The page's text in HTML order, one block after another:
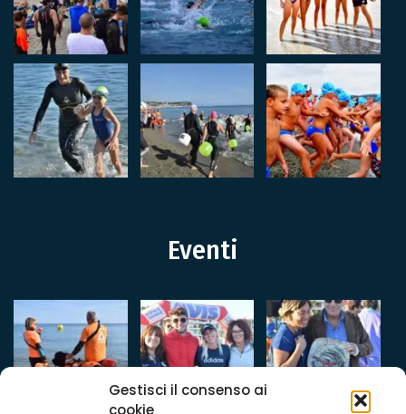
Gestisci il consenso ai
cookie
Eventi